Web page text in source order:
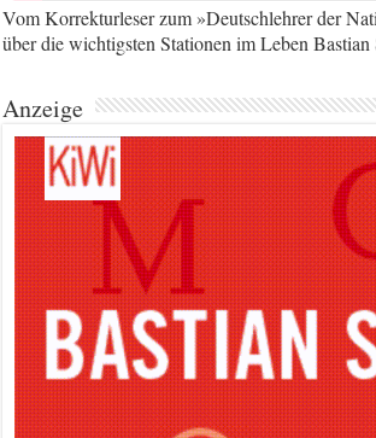
Vom Korrekturleser zum »Deutschlehrer der
über die wichtigsten Stationen im Leben Bastian
Anzeige